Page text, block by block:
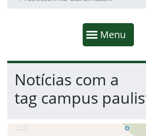
Mostrar
Menu
Fim da navegação
Início do conteúdo
Notícias com a
tag campus